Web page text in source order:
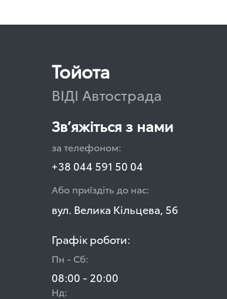
Тойота
ВІДІ Автострада
Зв’яжіться з нами
за телефоном:
+38 044 591 50 04
Або приїздіть до нас:
вул. Велика Кільцева, 56
Графік роботи:
Пн - Сб:
08:00 - 20:00
Нд: